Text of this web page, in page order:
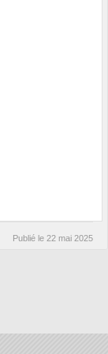
Publié le 22 mai 2025